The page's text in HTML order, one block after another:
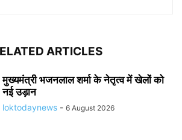
ARTICLES
मुख्यमंत्री भजनलाल शर्मा के नेतृत्व में खेलों को
नई उड़ान
loktodaynews - 6 August 2026